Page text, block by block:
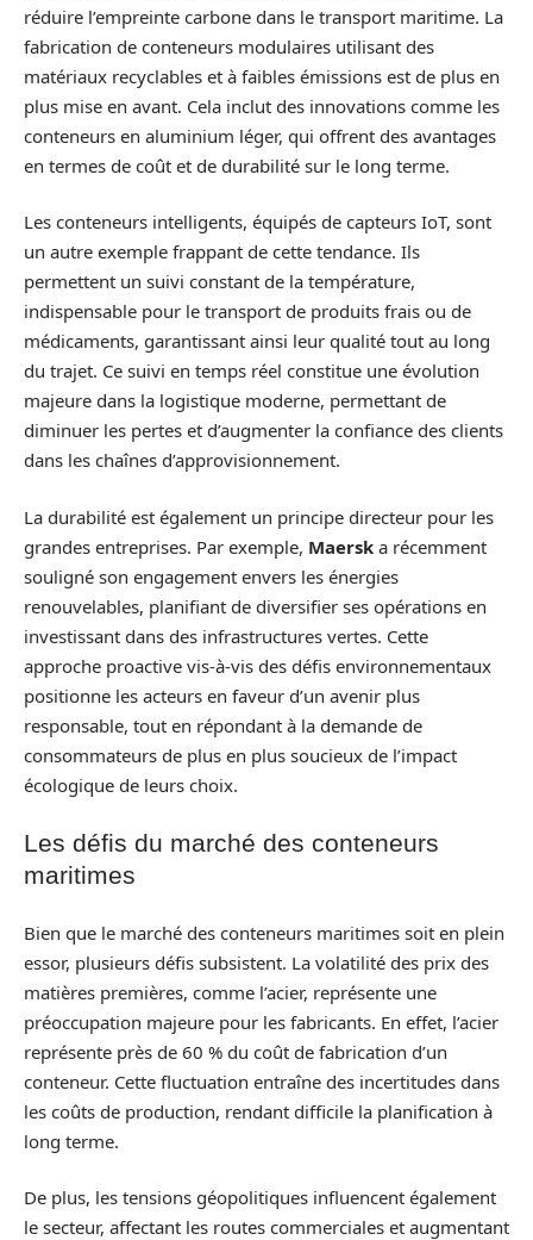
réduire l’empreinte carbone dans le transport maritime. La
fabrication de conteneurs modulaires utilisant des
matériaux recyclables et à faibles émissions est de plus en
plus mise en avant. Cela inclut des innovations comme les
conteneurs en aluminium léger, qui offrent des avantages
en termes de coût et de durabilité sur le long terme.
Les conteneurs intelligents, équipés de capteurs IoT, sont
un autre exemple frappant de cette tendance. Ils
permettent un suivi constant de la température,
indispensable pour le transport de produits frais ou de
médicaments, garantissant ainsi leur qualité tout au long
du trajet. Ce suivi en temps réel constitue une évolution
majeure dans la logistique moderne, permettant de
diminuer les pertes et d’augmenter la confiance des clients
dans les chaînes d’approvisionnement.
La durabilité est également un principe directeur pour les
grandes entreprises. Par exemple, Maersk a récemment
souligné son engagement envers les énergies
renouvelables, planifiant de diversifier ses opérations en
investissant dans des infrastructures vertes. Cette
approche proactive vis-à-vis des défis environnementaux
positionne les acteurs en faveur d’un avenir plus
responsable, tout en répondant à la demande de
consommateurs de plus en plus soucieux de l’impact
écologique de leurs choix.
Les défis du marché des conteneurs
maritimes
Bien que le marché des conteneurs maritimes soit en plein
essor, plusieurs défis subsistent. La volatilité des prix des
matières premières, comme l’acier, représente une
préoccupation majeure pour les fabricants. En effet, l’acier
représente près de 60 % du coût de fabrication d’un
conteneur. Cette fluctuation entraîne des incertitudes dans
les coûts de production, rendant difficile la planification à
long terme.
De plus, les tensions géopolitiques influencent également
le secteur, affectant les routes commerciales et augmentant